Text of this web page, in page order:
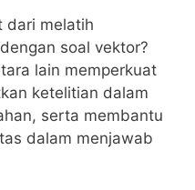
dari ​melatih
soal vektor?
lain memperkuat
ketelitian dalam
serta membantu
dalam ​menjawab